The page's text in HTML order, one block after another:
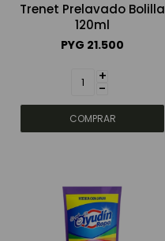
Trenet Prelavado Bolilla
120ml
PYG 21.500
+
-
Promociones